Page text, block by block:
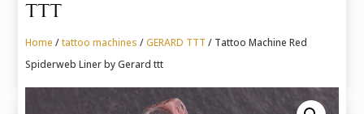
ttt
Home /tattoo machines /GERARD TTT / Tattoo Machine Red
Spiderweb Liner by Gerard ttt